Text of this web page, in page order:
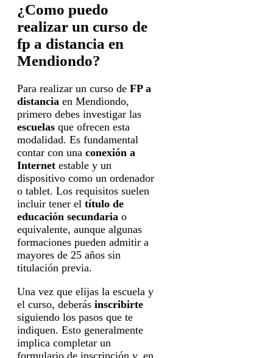
¿Como puedo
realizar un curso de
fp a distancia en
Mendiondo?
Para realizar un curso de FP a
distancia en Mendiondo,
primero debes investigar las
escuelas que ofrecen esta
modalidad. Es fundamental
contar con una conexión a
Internet estable y un
dispositivo como un ordenador
o tablet. Los requisitos suelen
incluir tener el título de
educación secundaria o
equivalente, aunque algunas
formaciones pueden admitir a
mayores de 25 años sin
titulación previa.
Una vez que elijas la escuela y
el curso, deberás inscribirte
siguiendo los pasos que te
indiquen. Esto generalmente
implica completar un
formulario de inscripción y, en